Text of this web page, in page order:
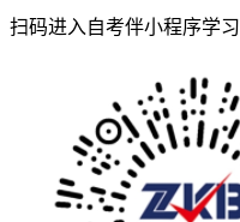
扫码进入自考伴小程序学习